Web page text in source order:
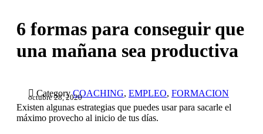
6 formas para conseguir que
una mañana sea productiva
 CategoryCOACHING, EMPLEO, FORMACION
octubre 28, 2020
Existen algunas estrategias que puedes usar para sacarle el
máximo provecho al inicio de tus días.